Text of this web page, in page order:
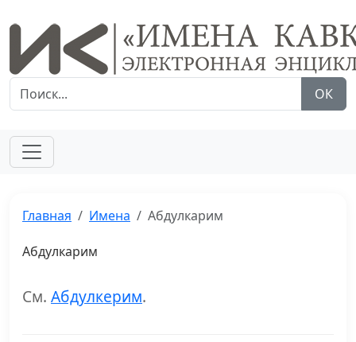
ОК
Главная Имена Абдулкарим
Абдулкарим
См. Абдулкерим.